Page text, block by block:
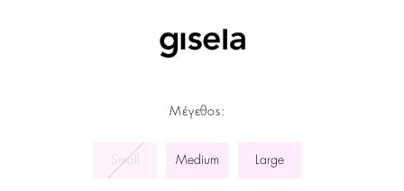
Μέγεθος:
Small Medium Large